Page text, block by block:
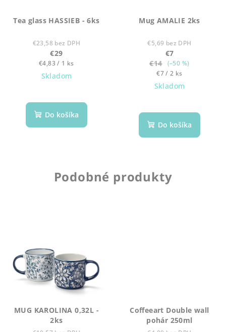
Tea glass HASSIEB - 6ks
€23,58 bez DPH
€29
Jednotková
cena:
€4,83 / 1 ks
Skladom
Do košíka
Mug AMALIE 2ks
€5,69 bez DPH
€7
€14
(–50 %)
Jednotková
cena:
€7 / 2 ks
Skladom
Do košíka
Podobné produkty
MUG KAROLINA 0,32L -
2ks
Coffeeart Double wall
pohár 250ml